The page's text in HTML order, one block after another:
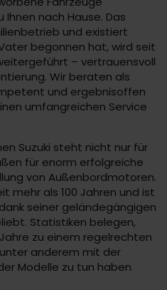
nach Hause. Das
und existiert
begonnen hat, wird seit
– vertrauensvoll
Wir beraten als
und ergebnisoffen
umfangreichen Service
Suzuki steht nicht nur für
für enorm erfolgreiche
von Außenbordmotoren.
mehr als 100 Jahren und ist
seiner geländegängigen
Statistiken belegen,
zu einem regelrechten
anderem mit der
Modelle zu tun haben